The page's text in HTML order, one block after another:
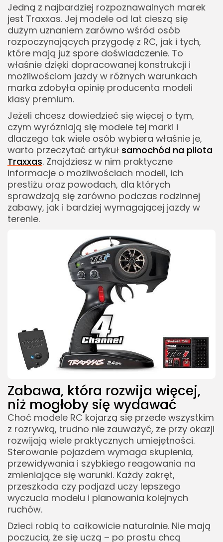
Jedną z najbardziej rozpoznawalnych marek
jest Traxxas. Jej modele od lat cieszą się
dużym uznaniem zarówno wśród osób
rozpoczynających przygodę z RC, jak i tych,
które mają już spore doświadczenie. To
właśnie dzięki dopracowanej konstrukcji i
możliwościom jazdy w różnych warunkach
marka zdobyła opinię producenta modeli
klasy premium.
Jeżeli chcesz dowiedzieć się więcej o tym,
czym wyróżniają się modele tej marki i
dlaczego tak wiele osób wybiera właśnie je,
warto przeczytać artykuł samochód na pilota
Traxxas. Znajdziesz w nim praktyczne
informacje o możliwościach modeli, ich
prestiżu oraz powodach, dla których
sprawdzają się zarówno podczas rodzinnej
zabawy, jak i bardziej wymagającej jazdy w
terenie.
Zabawa, która rozwija więcej,
niż mogłoby się wydawać
Choć modele RC kojarzą się przede wszystkim
z rozrywką, trudno nie zauważyć, że przy okazji
rozwijają wiele praktycznych umiejętności.
Sterowanie pojazdem wymaga skupienia,
przewidywania i szybkiego reagowania na
zmieniające się warunki. Każdy zakręt,
przeszkoda czy podjazd uczy lepszego
wyczucia modelu i planowania kolejnych
ruchów.
Dzieci robią to całkowicie naturalnie. Nie mają
poczucia, że się uczą – po prostu chcą